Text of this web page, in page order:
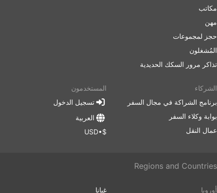
مكاتب
مهن
حجز لمجموعات
المُشغلون
تذاكر مرور السكك الحديدية
الشركاء
برنامج الشراكة في مجال السفر
بوابة وكلاء السفر
عمال النقل
المستخدمون
تسجيل الدخول
العربية
$•USD
Regions and Countries
أوروبا غيانا